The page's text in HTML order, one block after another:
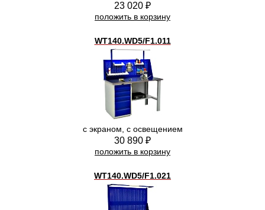
23 020 ₽
положить в корзину
WT140.WD5/F1.011
с экраном, с освещением
30 890 ₽
положить в корзину
WT140.WD5/F1.021